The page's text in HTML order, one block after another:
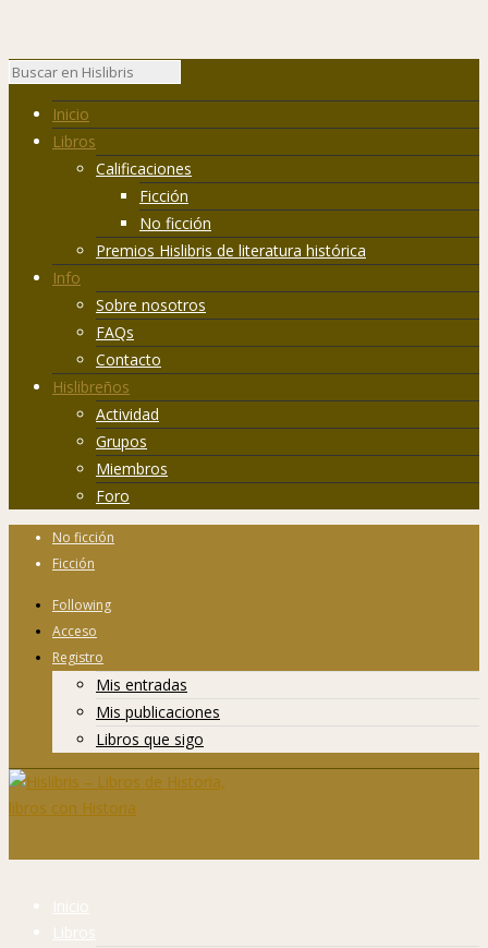
Inicio
Libros
Calificaciones
Ficción
No ficción
Premios Hislibris de literatura histórica
Info
Sobre nosotros
FAQs
Contacto
Hislibreños
Actividad
Grupos
Miembros
Foro
No ficción
Ficción
Following
Acceso
Registro
Mis entradas
Mis publicaciones
Libros que sigo
Inicio
Libros